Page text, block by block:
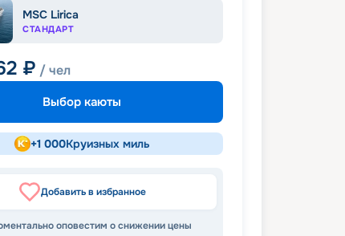
MSC Lirica
СТАНДАРТ
₽ / чел
Выбор каюты
+1 000Круизных миль
Добавить в избранное
оповестим о снижении цены